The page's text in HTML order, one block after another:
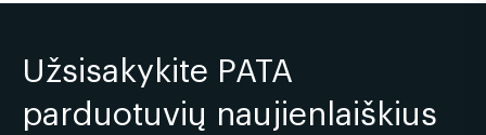
Užsisakykite PATA
parduotuvių naujienlaiškius